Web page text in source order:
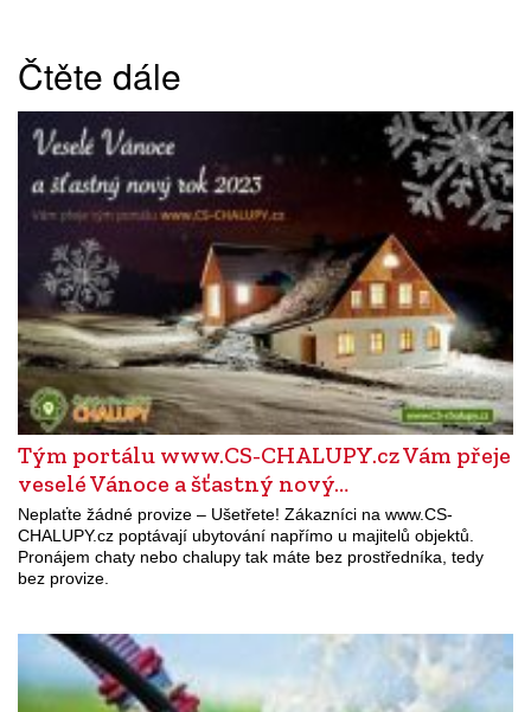
Čtěte dále
Tým portálu www.CS-CHALUPY.cz Vám přeje
veselé Vánoce a šťastný nový…
Neplaťte žádné provize – Ušetřete! Zákazníci na www.CS-
CHALUPY.cz poptávají ubytování napřímo u majitelů objektů.
Pronájem chaty nebo chalupy tak máte bez prostředníka, tedy
bez provize.